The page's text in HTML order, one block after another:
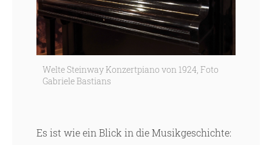
Welte Steinway Konzertpiano von 1924, Foto
Gabriele Bastians
Es ist wie ein Blick in die Musikgeschichte: